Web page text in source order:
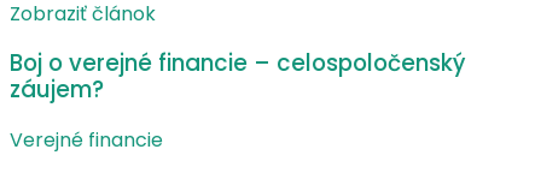
Zobraziť článok
Boj o verejné financie – celospoločenský
záujem?
Verejné financie